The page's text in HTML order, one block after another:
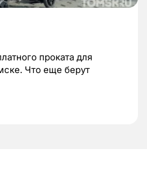
проката для
Что еще берут